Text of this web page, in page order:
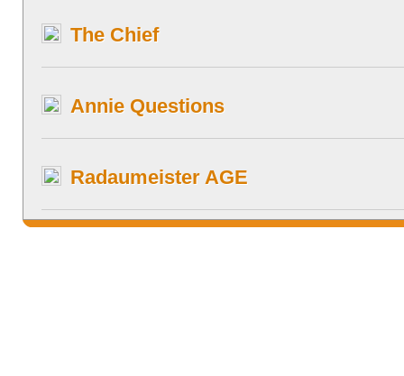
The Chief
Annie Questions
Radaumeister AGE